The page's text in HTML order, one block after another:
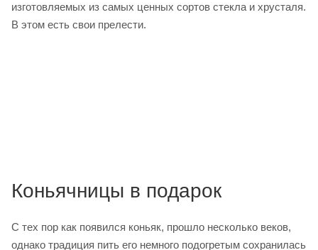
изготовляемых из самых ценных сортов стекла и хрусталя.
В этом есть свои прелести.
Коньячницы в подарок
С тех пор как появился коньяк, прошло несколько веков,
однако традиция пить его немного подогретым сохранилась